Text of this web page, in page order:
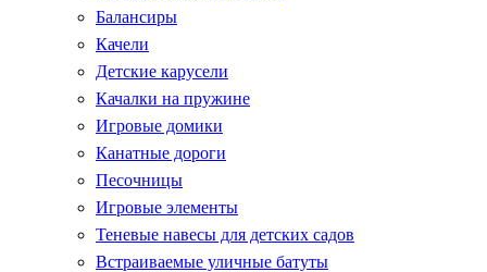
Балансиры
Качели
Детские карусели
Качалки на пружине
Игровые домики
Канатные дороги
Песочницы
Игровые элементы
Теневые навесы для детских садов
Встраиваемые уличные батуты